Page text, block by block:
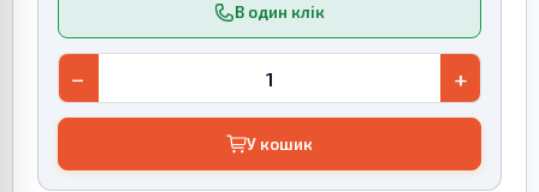
В один клік
− +
У кошик